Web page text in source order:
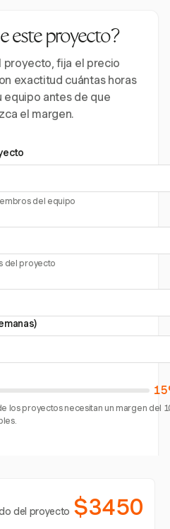
este proyecto?
proyecto, fija el precio
exactitud cuántas horas
equipo antes de que
el margen.
del equipo
del proyecto
los proyectos necesitan un margen del
del proyecto $3450